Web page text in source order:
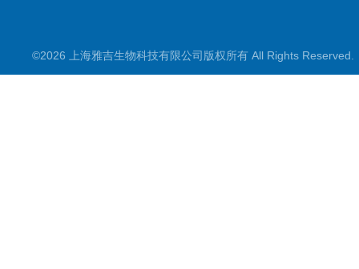
©2026 上海雅吉生物科技有限公司版权所有 All Rights